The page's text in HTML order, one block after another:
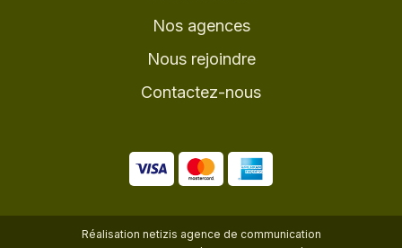
Nos agences
Nous rejoindre
Contactez-nous
Réalisation netizis agence de communication